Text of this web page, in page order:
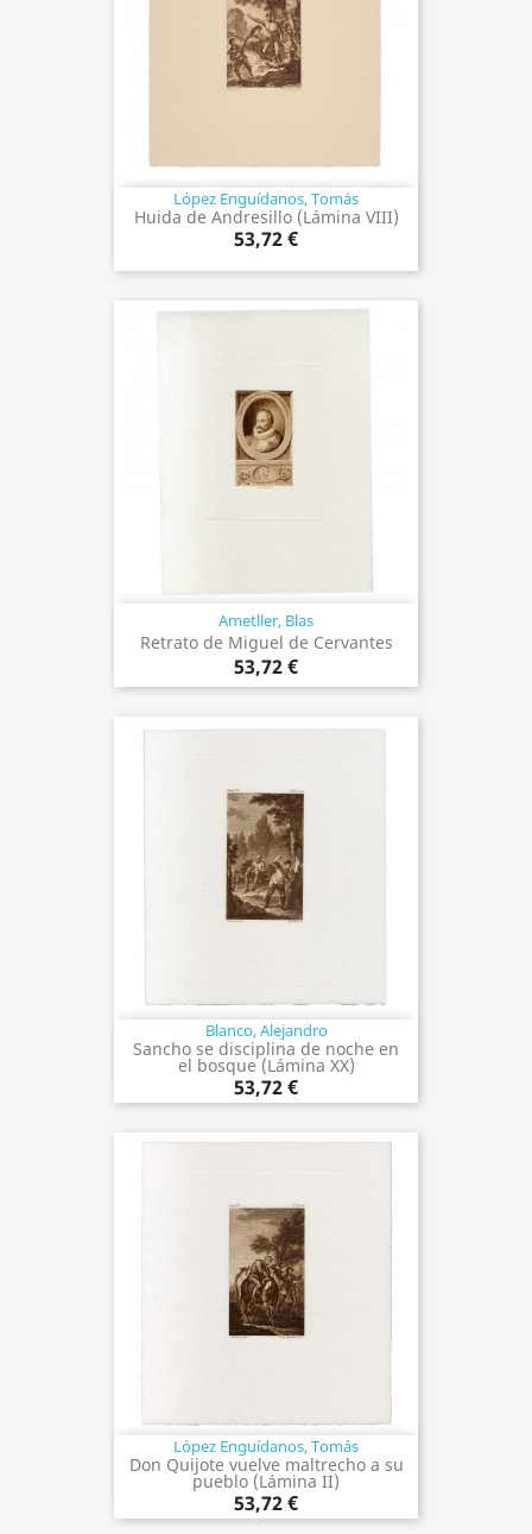
López Enguídanos, Tomás
Huida de Andresillo (Lámina VIII)
53,72 €
Ametller, Blas
Retrato de Miguel de Cervantes
53,72 €
Blanco, Alejandro
Sancho se disciplina de noche en
el bosque (Lámina XX)
53,72 €
López Enguídanos, Tomás
Don Quijote vuelve maltrecho a su
pueblo (Lámina II)
53,72 €